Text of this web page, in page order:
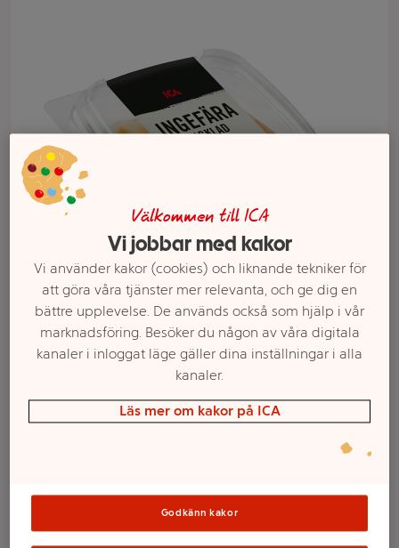
100g ICA
Välj butik och handla
Välkommen till ICA
Vi jobbar med kakor
Vi använder kakor (cookies) och liknande tekniker för
att göra våra tjänster mer relevanta, och ge dig en
bättre upplevelse. De används också som hjälp i vår
marknadsföring. Besöker du någon av våra digitala
kanaler i inloggat läge gäller dina inställningar i alla
kanaler.
Läs mer om kakor på ICA
Godkänn kakor